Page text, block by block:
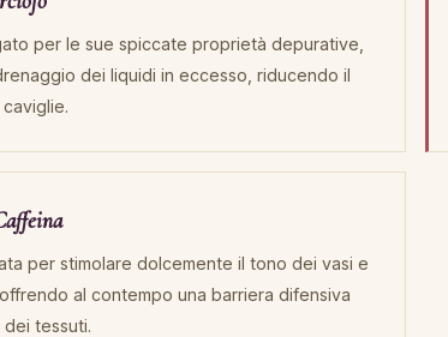
per le sue spiccate proprietà depurative,
dei liquidi in eccesso, riducendo il
per stimolare dolcemente il tono dei vasi e
al contempo una barriera difensiva
tessuti.